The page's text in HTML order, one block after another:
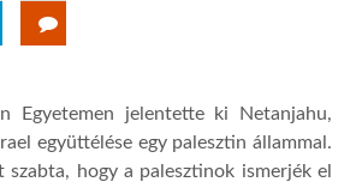
Egyetemen jelentette ki Netanjahu,
együttélése egy palesztin állammal.
szabta, hogy a palesztinok ismerjék el